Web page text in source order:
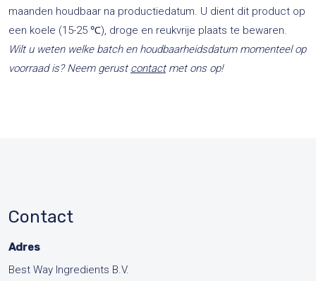
maanden houdbaar na productiedatum. U dient dit product op
een koele (15-25 ℃), droge en reukvrije plaats te bewaren.
Wilt u weten welke batch en houdbaarheidsdatum momenteel op
voorraad is? Neem gerust contactmet ons op!
Contact
Adres
Best Way Ingredients B.V.